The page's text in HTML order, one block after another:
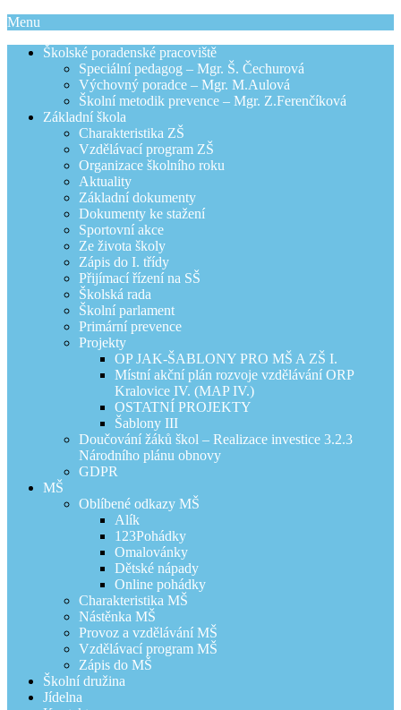
Menu
Školské poradenské pracoviště
Speciální pedagog – Mgr. Š. Čechurová
Výchovný poradce – Mgr. M.Aulová
Školní metodik prevence – Mgr. Z.Ferenčíková
Základní škola
Charakteristika ZŠ
Vzdělávací program ZŠ
Organizace školního roku
Aktuality
Základní dokumenty
Dokumenty ke stažení
Sportovní akce
Ze života školy
Zápis do I. třídy
Přijímací řízení na SŠ
Školská rada
Školní parlament
Primární prevence
Projekty
OP JAK-ŠABLONY PRO MŠ A ZŠ I.
Místní akční plán rozvoje vzdělávání ORP
Kralovice IV. (MAP IV.)
OSTATNÍ PROJEKTY
Šablony III
Doučování žáků škol – Realizace investice 3.2.3
Národního plánu obnovy
GDPR
MŠ
Oblíbené odkazy MŠ
Alík
123Pohádky
Omalovánky
Dětské nápady
Online pohádky
Charakteristika MŠ
Nástěnka MŠ
Provoz a vzdělávání MŠ
Vzdělávací program MŠ
Zápis do MŠ
Školní družina
Jídelna